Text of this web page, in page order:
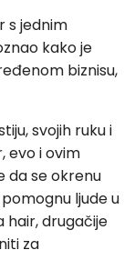
s jednim
kako je
biznisu,
svojih ruku i
evo i ovim
da se okrenu
ljude u
hair, drugačije
za